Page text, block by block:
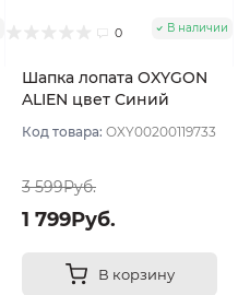
0 В наличии
Шапка лопата OXYGON
ALIEN цвет Синий
Код товара: OXY00200119733
3 599Руб.
1 799Руб.
В корзину